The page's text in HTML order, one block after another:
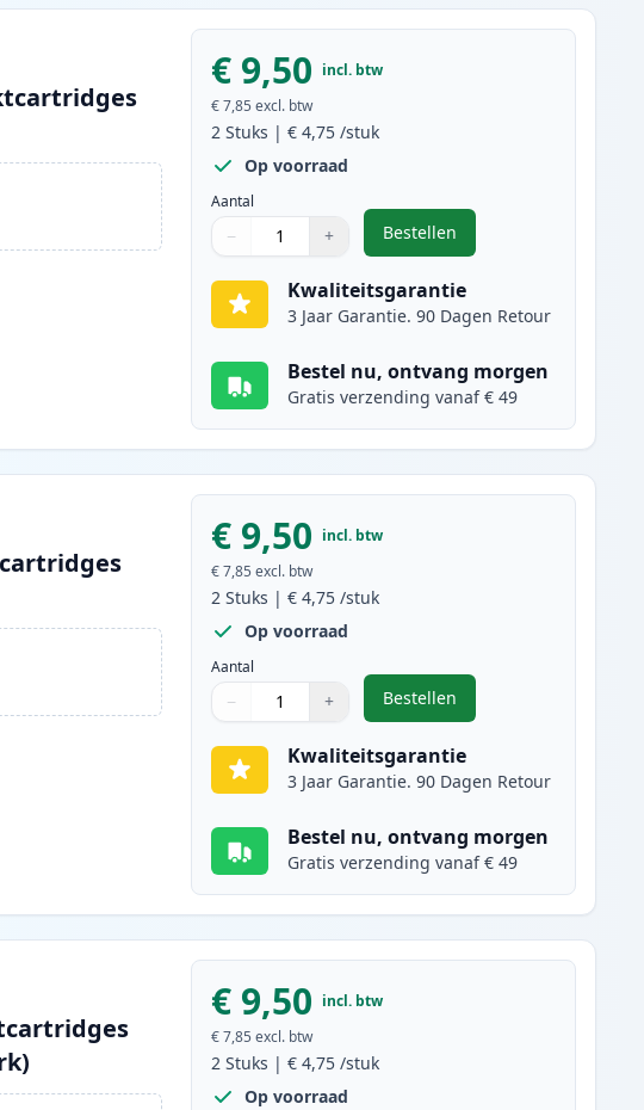
€ 9,50 incl. btw
€ 7,85 excl. btw
2 Stuks |€ 4,75 /stuk
Op voorraad
Aantal
Aantal
Gebruik de knoppen om aan te passen
− +
Aantal 1
Bestellen
,2 stuks Canon CLI-526BK
Kwaliteitsgarantie
3 Jaar Garantie. 90 Dagen Retour
Bestel nu, ontvang morgen
Gratis verzending vanaf € 49
€ 9,50 incl. btw
€ 7,85 excl. btw
2 Stuks |€ 4,75 /stuk
Op voorraad
Aantal
Aantal
Gebruik de knoppen om aan te passen
− +
Aantal 1
Bestellen
,2 stuks Canon CLI-526C
Kwaliteitsgarantie
3 Jaar Garantie. 90 Dagen Retour
Bestel nu, ontvang morgen
Gratis verzending vanaf € 49
€ 9,50 incl. btw
€ 7,85 excl. btw
2 Stuks |€ 4,75 /stuk
Op voorraad